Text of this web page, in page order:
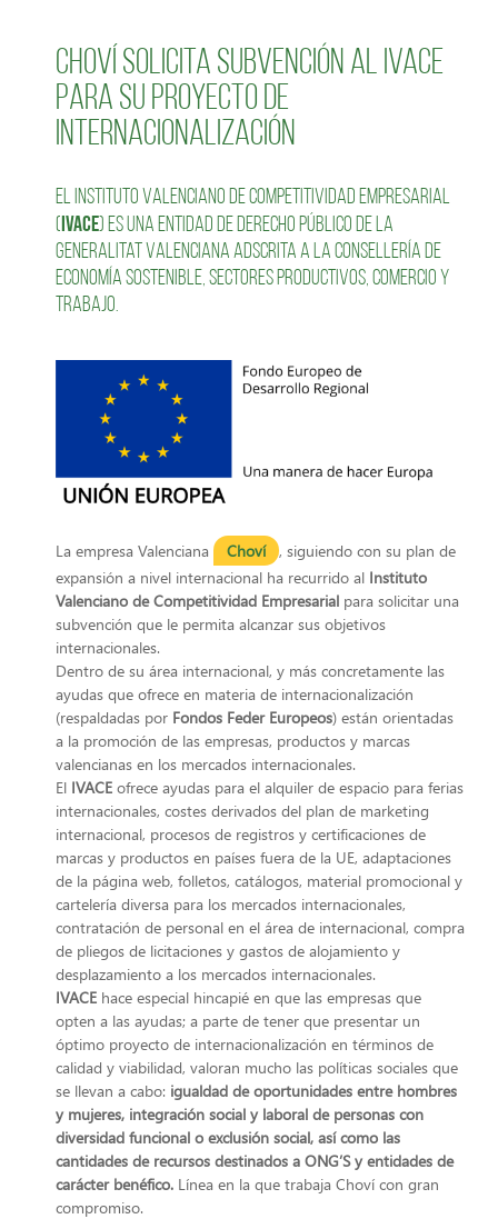
Choví solicita subvención al IVACE
para su proyecto de
internacionalización
El Instituto Valenciano de Competitividad Empresarial
(IVACE) es una entidad de derecho público de la
Generalitat Valenciana adscrita a la Consellería de
Economía Sostenible, Sectores Productivos, Comercio y
Trabajo.
La empresa Valenciana Choví
, siguiendo con su plan de
expansión a nivel internacional ha recurrido al Instituto
Valenciano de Competitividad Empresarial para solicitar una
subvención que le permita alcanzar sus objetivos
internacionales.
Dentro de su área internacional, y más concretamente las
ayudas que ofrece en materia de internacionalización
(respaldadas por Fondos Feder Europeos) están orientadas
a la promoción de las empresas, productos y marcas
valencianas en los mercados internacionales.
El IVACE ofrece ayudas para el alquiler de espacio para ferias
internacionales, costes derivados del plan de marketing
internacional, procesos de registros y certificaciones de
marcas y productos en países fuera de la UE, adaptaciones
de la página web, folletos, catálogos, material promocional y
cartelería diversa para los mercados internacionales,
contratación de personal en el área de internacional, compra
de pliegos de licitaciones y gastos de alojamiento y
desplazamiento a los mercados internacionales.
IVACE hace especial hincapié en que las empresas que
opten a las ayudas; a parte de tener que presentar un
óptimo proyecto de internacionalización en términos de
calidad y viabilidad, valoran mucho las políticas sociales que
se llevan a cabo: igualdad de oportunidades entre hombres
y mujeres, integración social y laboral de personas con
diversidad funcional o exclusión social, así como las
cantidades de recursos destinados a ONG’S y entidades de
carácter benéfico. Línea en la que trabaja Choví con gran
compromiso.